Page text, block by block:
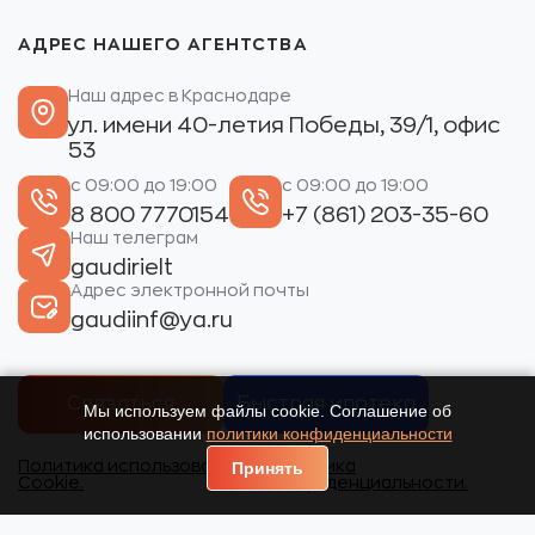
АДРЕС НАШЕГО АГЕНТСТВА
Наш адрес в Краснодаре
ул. имени 40-летия Победы, 39/1, офис
53
с 09:00 до 19:00
8 800 7770154
с 09:00 до 19:00
+7 (861) 203-35-60
Наш телеграм
gaudirielt
Адрес электронной почты
gaudiinf@ya.ru
Связаться Быстрая ипотека
Политика использования
Cookie.
Политика
конфиденциальности.
Мы используем файлы cookie. Соглашение об
использовании политики конфиденциальности
Принять